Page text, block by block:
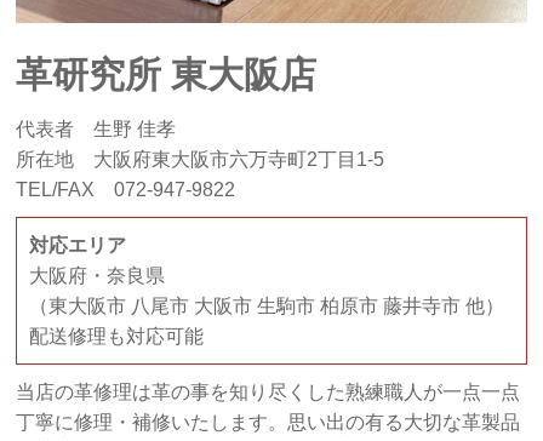
革研究所 東大阪店
代表者 生野 佳孝
所在地 大阪府東大阪市六万寺町2丁目1-5
TEL/FAX 072-947-9822
対応エリア
大阪府・奈良県
（東大阪市 八尾市 大阪市 生駒市 柏原市 藤井寺市 他）
配送修理も対応可能
当店の革修理は革の事を知り尽くした熟練職人が一点一点
丁寧に修理・補修いたします。思い出の有る大切な革製品